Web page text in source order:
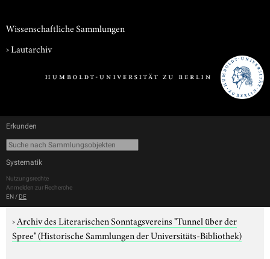
Wissenschaftliche Sammlungen
›Lautarchiv
Erkunden
Systematik
Nutzungsrechte
Anmelden zur Recherche
EN / DE
›Archiv des Literarischen Sonntagsvereins "Tunnel über der
Spree" (Historische Sammlungen der Universitäts-Bibliothek)